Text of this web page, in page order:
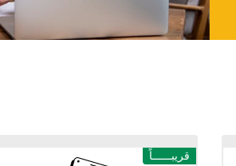
قريبــــــاً